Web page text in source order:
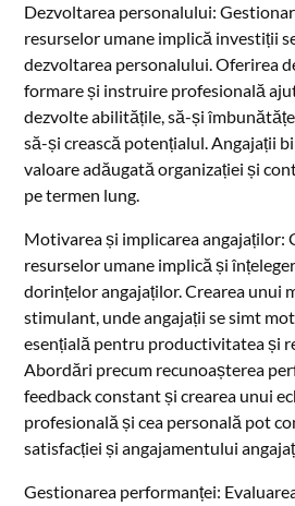
Dezvoltarea personalului:
resurselor umane implică investiții
dezvoltarea personalului. Oferirea
formare și instruire profesională
dezvolte abilitățile, să-și
să-și crească potențialul. Angajații
valoare adăugată organizației și
pe termen lung.
Motivarea și implicarea angajaților:
resurselor umane implică și
dorințelor angajaților. Crearea unui
stimulant, unde angajații se simt
esențială pentru productivitatea și
Abordări precum recunoașterea
feedback constant și crearea unui
profesională și cea personală pot
satisfacției și angajamentului
Gestionarea performanței: